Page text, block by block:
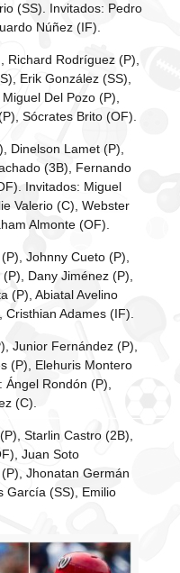
(SS). Invitados: Pedro
Núñez (IF).
Richard Rodríguez (P),
Erik González (SS),
Del Pozo (P),
Sócrates Brito (OF).
Dinelson Lamet (P),
(3B), Fernando
Invitados: Miguel
Valerio (C), Webster
Almonte (OF).
Johnny Cueto (P),
Dany Jiménez (P),
(P), Abiatal Avelino
Cristhian Adames (IF).
Junior Fernández (P),
(P), Elehuris Montero
Ángel Rondón (P),
(C).
Starlin Castro (2B),
Juan Soto
Jhonatan Germán
García (SS), Emilio